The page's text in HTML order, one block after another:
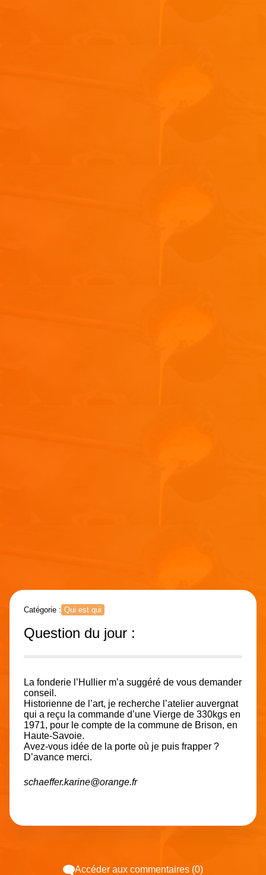
Catégorie : Qui est qui
Question du jour :
La fonderie l’Hullier m’a suggéré de vous demander
conseil.
Historienne de l’art, je recherche l’atelier auvergnat
qui a reçu la commande d’une Vierge de 330kgs en
1971, pour le compte de la commune de Brison, en
Haute-Savoie.
Avez-vous idée de la porte où je puis frapper ?
D’avance merci.
schaeffer.karine@orange.fr
Accéder aux commentaires (0)